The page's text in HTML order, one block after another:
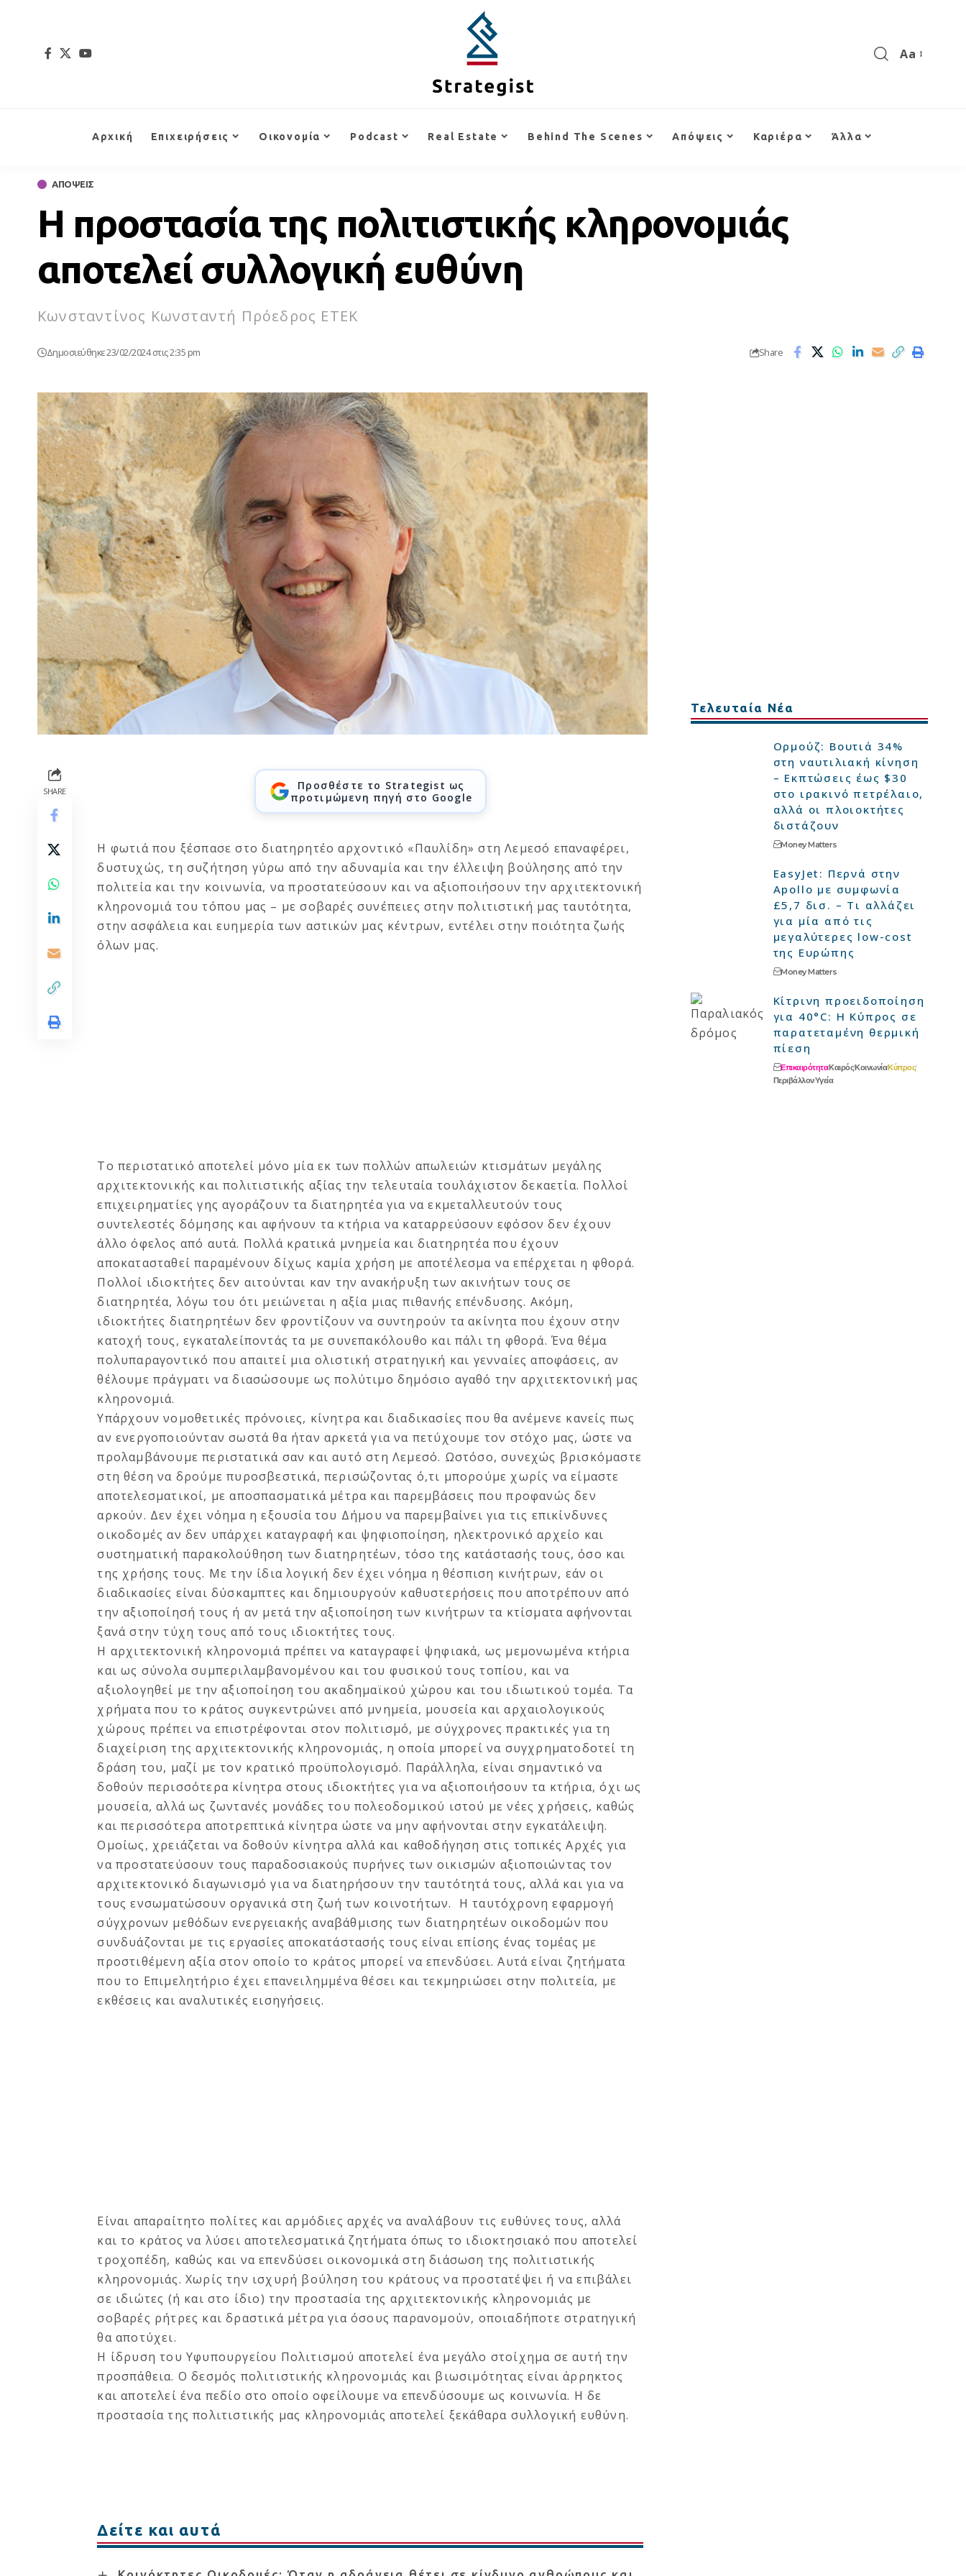
Aa
Αρχική Επιχειρήσεις Οικονομία Podcast Real Estate Behind The Scenes Απόψεις Καριέρα Άλλα
ΑΠΟΨΕΙΣ
Η προστασία της πολιτιστικής κληρονομιάς
αποτελεί συλλογική ευθύνη
Κωνσταντίνος Κωνσταντή Πρόεδρος ΕΤΕΚ
Δημοσιεύθηκε 23/02/2024 στις 2:35 pm Share
SHARE
Προσθέστε το Strategist ως
προτιμώμενη πηγή στο Google
Η φωτιά που ξέσπασε στο διατηρητέο αρχοντικό «Παυλίδη» στη Λεμεσό επαναφέρει,
δυστυχώς, τη συζήτηση γύρω από την αδυναμία και την έλλειψη βούλησης από την
πολιτεία και την κοινωνία, να προστατεύσουν και να αξιοποιήσουν την αρχιτεκτονική
κληρονομιά του τόπου μας – με σοβαρές συνέπειες στην πολιτιστική μας ταυτότητα,
στην ασφάλεια και ευημερία των αστικών μας κέντρων, εντέλει στην ποιότητα ζωής
όλων μας.
Το περιστατικό αποτελεί μόνο μία εκ των πολλών απωλειών κτισμάτων μεγάλης
αρχιτεκτονικής και πολιτιστικής αξίας την τελευταία τουλάχιστον δεκαετία. Πολλοί
επιχειρηματίες γης αγοράζουν τα διατηρητέα για να εκμεταλλευτούν τους
συντελεστές δόμησης και αφήνουν τα κτήρια να καταρρεύσουν εφόσον δεν έχουν
άλλο όφελος από αυτά. Πολλά κρατικά μνημεία και διατηρητέα που έχουν
αποκατασταθεί παραμένουν δίχως καμία χρήση με αποτέλεσμα να επέρχεται η φθορά.
Πολλοί ιδιοκτήτες δεν αιτούνται καν την ανακήρυξη των ακινήτων τους σε
διατηρητέα, λόγω του ότι μειώνεται η αξία μιας πιθανής επένδυσης. Ακόμη,
ιδιοκτήτες διατηρητέων δεν φροντίζουν να συντηρούν τα ακίνητα που έχουν στην
κατοχή τους, εγκαταλείποντάς τα με συνεπακόλουθο και πάλι τη φθορά. Ένα θέμα
πολυπαραγοντικό που απαιτεί μια ολιστική στρατηγική και γενναίες αποφάσεις, αν
θέλουμε πράγματι να διασώσουμε ως πολύτιμο δημόσιο αγαθό την αρχιτεκτονική μας
κληρονομιά.
Υπάρχουν νομοθετικές πρόνοιες, κίνητρα και διαδικασίες που θα ανέμενε κανείς πως
αν ενεργοποιούνταν σωστά θα ήταν αρκετά για να πετύχουμε τον στόχο μας, ώστε να
προλαμβάνουμε περιστατικά σαν και αυτό στη Λεμεσό. Ωστόσο, συνεχώς βρισκόμαστε
στη θέση να δρούμε πυροσβεστικά, περισώζοντας ό,τι μπορούμε χωρίς να είμαστε
αποτελεσματικοί, με αποσπασματικά μέτρα και παρεμβάσεις που προφανώς δεν
αρκούν. Δεν έχει νόημα η εξουσία του Δήμου να παρεμβαίνει για τις επικίνδυνες
οικοδομές αν δεν υπάρχει καταγραφή και ψηφιοποίηση, ηλεκτρονικό αρχείο και
συστηματική παρακολούθηση των διατηρητέων, τόσο της κατάστασής τους, όσο και
της χρήσης τους. Με την ίδια λογική δεν έχει νόημα η θέσπιση κινήτρων, εάν οι
διαδικασίες είναι δύσκαμπτες και δημιουργούν καθυστερήσεις που αποτρέπουν από
την αξιοποίησή τους ή αν μετά την αξιοποίηση των κινήτρων τα κτίσματα αφήνονται
ξανά στην τύχη τους από τους ιδιοκτήτες τους.
Η αρχιτεκτονική κληρονομιά πρέπει να καταγραφεί ψηφιακά, ως μεμονωμένα κτήρια
και ως σύνολα συμπεριλαμβανομένου και του φυσικού τους τοπίου, και να
αξιολογηθεί με την αξιοποίηση του ακαδημαϊκού χώρου και του ιδιωτικού τομέα. Τα
χρήματα που το κράτος συγκεντρώνει από μνημεία, μουσεία και αρχαιολογικούς
χώρους πρέπει να επιστρέφονται στον πολιτισμό, με σύγχρονες πρακτικές για τη
διαχείριση της αρχιτεκτονικής κληρονομιάς, η οποία μπορεί να συγχρηματοδοτεί τη
δράση του, μαζί με τον κρατικό προϋπολογισμό. Παράλληλα, είναι σημαντικό να
δοθούν περισσότερα κίνητρα στους ιδιοκτήτες για να αξιοποιήσουν τα κτήρια, όχι ως
μουσεία, αλλά ως ζωντανές μονάδες του πολεοδομικού ιστού με νέες χρήσεις, καθώς
και περισσότερα αποτρεπτικά κίνητρα ώστε να μην αφήνονται στην εγκατάλειψη.
Ομοίως, χρειάζεται να δοθούν κίνητρα αλλά και καθοδήγηση στις τοπικές Αρχές για
να προστατεύσουν τους παραδοσιακούς πυρήνες των οικισμών αξιοποιώντας τον
αρχιτεκτονικό διαγωνισμό για να διατηρήσουν την ταυτότητά τους, αλλά και για να
τους ενσωματώσουν οργανικά στη ζωή των κοινοτήτων. Η ταυτόχρονη εφαρμογή
σύγχρονων μεθόδων ενεργειακής αναβάθμισης των διατηρητέων οικοδομών που
συνδυάζονται με τις εργασίες αποκατάστασής τους είναι επίσης ένας τομέας με
προστιθέμενη αξία στον οποίο το κράτος μπορεί να επενδύσει. Αυτά είναι ζητήματα
που το Επιμελητήριο έχει επανειλημμένα θέσει και τεκμηριώσει στην πολιτεία, με
εκθέσεις και αναλυτικές εισηγήσεις.
Είναι απαραίτητο πολίτες και αρμόδιες αρχές να αναλάβουν τις ευθύνες τους, αλλά
και το κράτος να λύσει αποτελεσματικά ζητήματα όπως το ιδιοκτησιακό που αποτελεί
τροχοπέδη, καθώς και να επενδύσει οικονομικά στη διάσωση της πολιτιστικής
κληρονομιάς. Χωρίς την ισχυρή βούληση του κράτους να προστατέψει ή να επιβάλει
σε ιδιώτες (ή και στο ίδιο) την προστασία της αρχιτεκτονικής κληρονομιάς με
σοβαρές ρήτρες και δραστικά μέτρα για όσους παρανομούν, οποιαδήποτε στρατηγική
θα αποτύχει.
Η ίδρυση του Υφυπουργείου Πολιτισμού αποτελεί ένα μεγάλο στοίχημα σε αυτή την
προσπάθεια. Ο δεσμός πολιτιστικής κληρονομιάς και βιωσιμότητας είναι άρρηκτος
και αποτελεί ένα πεδίο στο οποίο οφείλουμε να επενδύσουμε ως κοινωνία. Η δε
προστασία της πολιτιστικής μας κληρονομιάς αποτελεί ξεκάθαρα συλλογική ευθύνη.
Δείτε και αυτά
Τελευταία Νέα
Ορμούζ: Βουτιά 34%
στη ναυτιλιακή κίνηση
– Εκπτώσεις έως $30
στο ιρακινό πετρέλαιο,
αλλά οι πλοιοκτήτες
διστάζουν
Money Matters
EasyJet: Περνά στην
Apollo με συμφωνία
£5,7 δισ. – Τι αλλάζει
για μία από τις
μεγαλύτερες low-cost
της Ευρώπης
Money Matters
Κίτρινη προειδοποίηση
για 40°C: Η Κύπρος σε
παρατεταμένη θερμική
πίεση
ΕπικαιρότηταΚαιρόςΚοινωνίαΚύπρος
ΠεριβάλλονΥγεία